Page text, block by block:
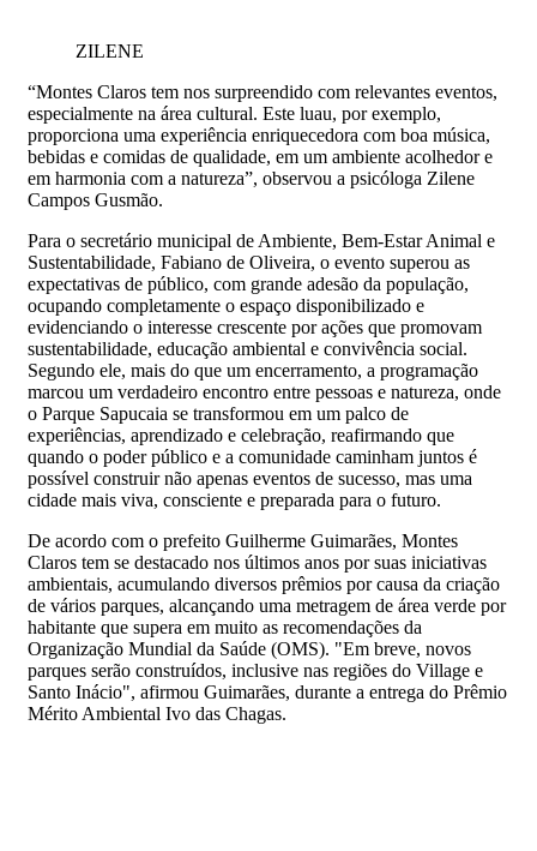
ZILENE
“Montes Claros tem nos surpreendido com relevantes eventos,
especialmente na área cultural. Este luau, por exemplo,
proporciona uma experiência enriquecedora com boa música,
bebidas e comidas de qualidade, em um ambiente acolhedor e
em harmonia com a natureza”, observou a psicóloga Zilene
Campos Gusmão.
Para o secretário municipal de Ambiente, Bem-Estar Animal e
Sustentabilidade, Fabiano de Oliveira, o evento superou as
expectativas de público, com grande adesão da população,
ocupando completamente o espaço disponibilizado e
evidenciando o interesse crescente por ações que promovam
sustentabilidade, educação ambiental e convivência social.
Segundo ele, mais do que um encerramento, a programação
marcou um verdadeiro encontro entre pessoas e natureza, onde
o Parque Sapucaia se transformou em um palco de
experiências, aprendizado e celebração, reafirmando que
quando o poder público e a comunidade caminham juntos é
possível construir não apenas eventos de sucesso, mas uma
cidade mais viva, consciente e preparada para o futuro.
De acordo com o prefeito Guilherme Guimarães, Montes
Claros tem se destacado nos últimos anos por suas iniciativas
ambientais, acumulando diversos prêmios por causa da criação
de vários parques, alcançando uma metragem de área verde por
habitante que supera em muito as recomendações da
Organização Mundial da Saúde (OMS). "Em breve, novos
parques serão construídos, inclusive nas regiões do Village e
Santo Inácio", afirmou Guimarães, durante a entrega do Prêmio
Mérito Ambiental Ivo das Chagas.